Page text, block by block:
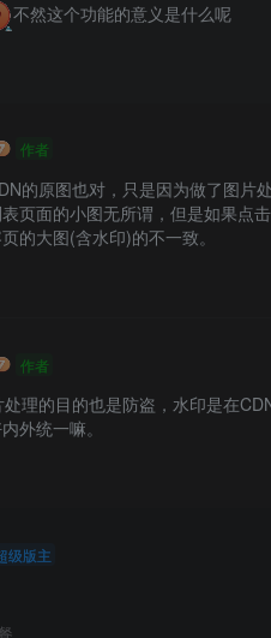
不然这个功能的意义是什么呢
作者
的原图也对，只是因为做了图片
页面的小图无所谓，但是如果点
的大图(含水印)的不一致。
作者
理的目的也是防盗，水印是在
外统一嘛。
级版主